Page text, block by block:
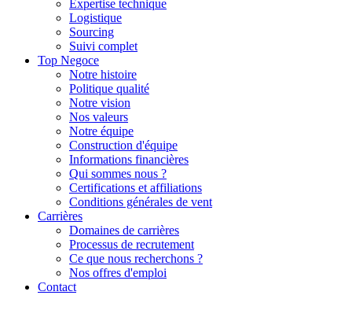
Expertise technique
Logistique
Sourcing
Suivi complet
Top Negoce
Notre histoire
Politique qualité
Notre vision
Nos valeurs
Notre équipe
Construction d'équipe
Informations financières
Qui sommes nous ?
Certifications et affiliations
Conditions générales de vent
Carrières
Domaines de carrières
Processus de recrutement
Ce que nous recherchons ?
Nos offres d'emploi
Contact